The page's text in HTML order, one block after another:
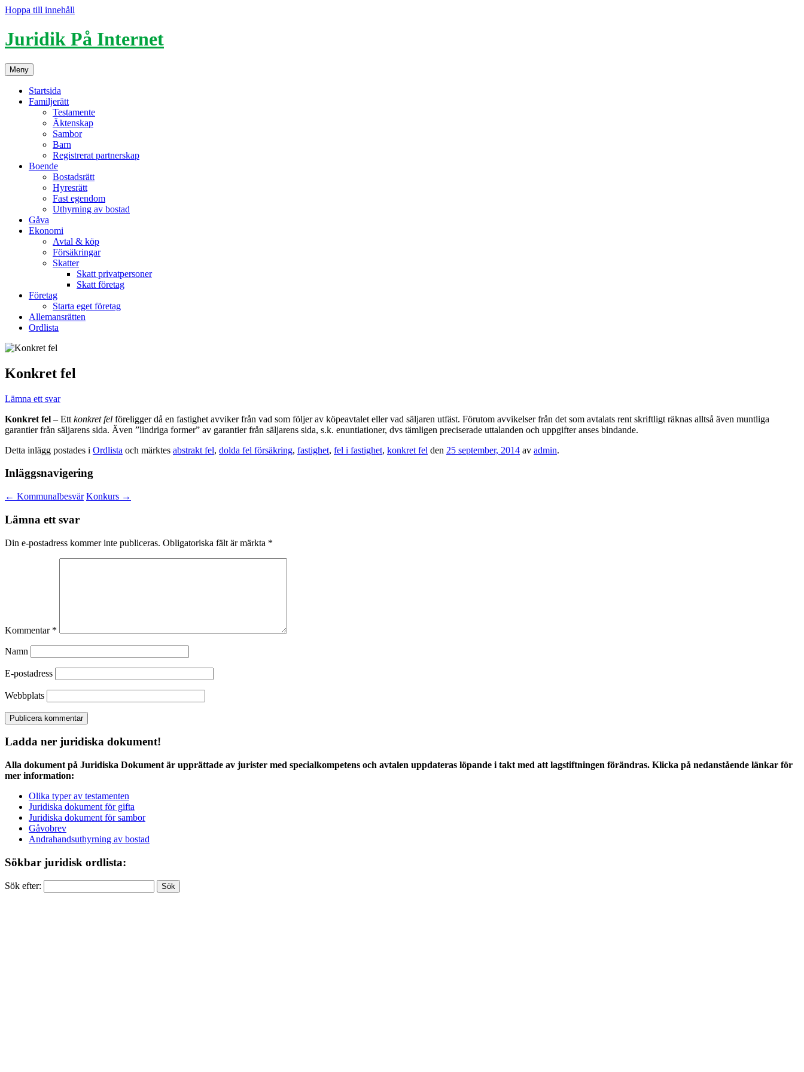
Hoppa till innehåll
Juridik På Internet
Meny
Startsida
Familjerätt
Testamente
Äktenskap
Sambor
Barn
Registrerat partnerskap
Boende
Bostadsrätt
Hyresrätt
Fast egendom
Uthyrning av bostad
Gåva
Ekonomi
Avtal & köp
Försäkringar
Skatter
Skatt privatpersoner
Skatt företag
Företag
Starta eget företag
Allemansrätten
Ordlista
Konkret fel
Lämna ett svar
Konkret fel – Ett konkret fel föreligger då en fastighet avviker från vad som följer av köpeavtalet eller vad säljaren utfäst. Förutom avvikelser från det som avtalats rent skriftligt räknas alltså även muntliga
garantier från säljarens sida. Även ”lindriga former” av garantier från säljarens sida, s.k. enuntiationer, dvs tämligen preciserade uttalanden och uppgifter anses bindande.
Detta inlägg postades i Ordlista och märktes abstrakt fel, dolda fel försäkring, fastighet, fel i fastighet, konkret fel den 25 september, 2014 av admin.
Inläggsnavigering
← Kommunalbesvär Konkurs →
Lämna ett svar
Din e-postadress kommer inte publiceras. Obligatoriska fält är märkta *
Kommentar *
Namn
E-postadress
Webbplats
Ladda ner juridiska dokument!
Alla dokument på Juridiska Dokument är upprättade av jurister med specialkompetens och avtalen uppdateras löpande i takt med att lagstiftningen förändras. Klicka på nedanstående länkar för
mer information:
Olika typer av testamenten
Juridiska dokument för gifta
Juridiska dokument för sambor
Gåvobrev
Andrahandsuthyrning av bostad
Sökbar juridisk ordlista:
Sök efter: